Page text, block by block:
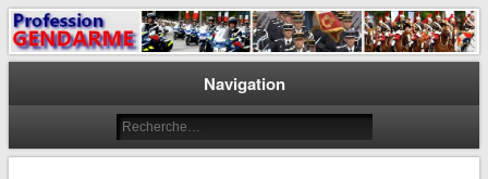
Profession Gendarme
Le journal des gendarmes
Navigation